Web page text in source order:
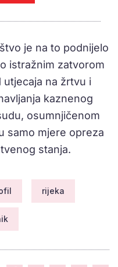
je na to podnijelo
istražnim zatvorom
na žrtvu i
kaznenog
osumnjičenom
samo mjere opreza
stanja.
rijeka